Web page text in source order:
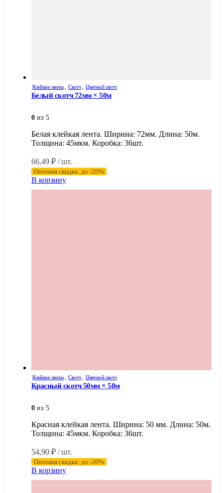
Клейкие ленты, Скотч , Цветной скотч
Белый скотч 72мм × 50м
0 из 5
Белая клейкая лента. Ширина: 72мм. Длина: 50м.
Толщина: 45мкм. Коробка: 36шт.
66,49 ₽ / шт.
Оптовая скидка: до -20%
В корзину
Клейкие ленты, Скотч , Цветной скотч
Красный скотч 50мм × 50м
0 из 5
Красная клейкая лента. Ширина: 50 мм. Длина: 50м.
Толщина: 45мкм. Коробка: 36шт.
54,90 ₽ / шт.
Оптовая скидка: до -20%
В корзину